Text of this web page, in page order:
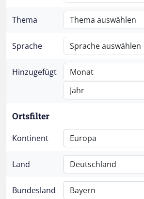
Thema
Sprache
Hinzugefügt
Ortsfilter
Kontinent Europa
Land Deutschland
Bundesland Bayern